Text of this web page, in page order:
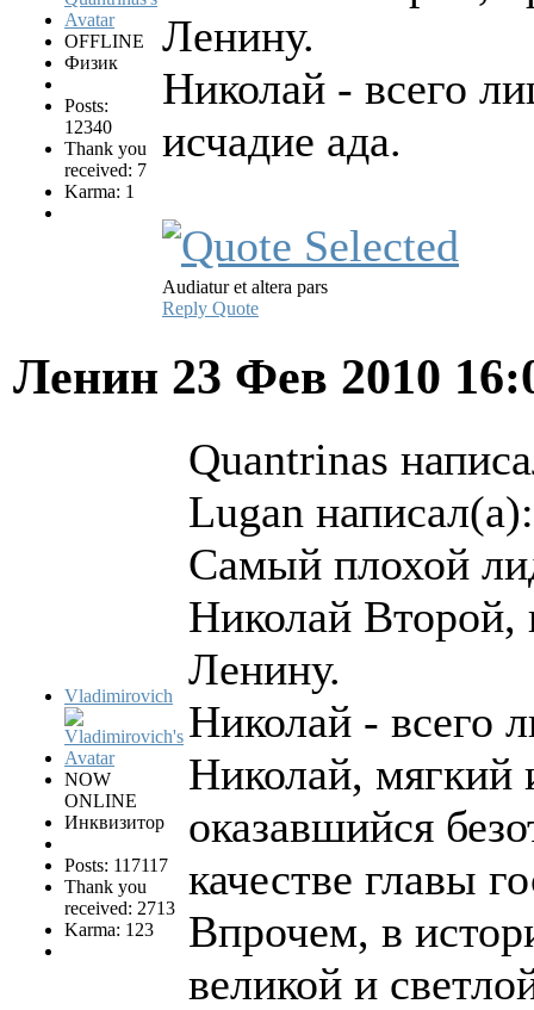
OFFLINE
Физик
Posts:
12340
Thank you
received: 7
Karma: 1
Ленину.
Николай - всего
исчадие ада.
Audiatur et altera pars
Reply Quote
Ленин 23 Фев 2010
Vladimirovich
NOW
ONLINE
Инквизитор
Posts: 117117
Thank you
received: 2713
Karma: 123
Quantrinas
Lugan написал(а):
Самый плохой
Николай Второй,
Ленину.
Николай - всего
Николай, мягкий
оказавшийся
качестве главы
Впрочем, в
великой и